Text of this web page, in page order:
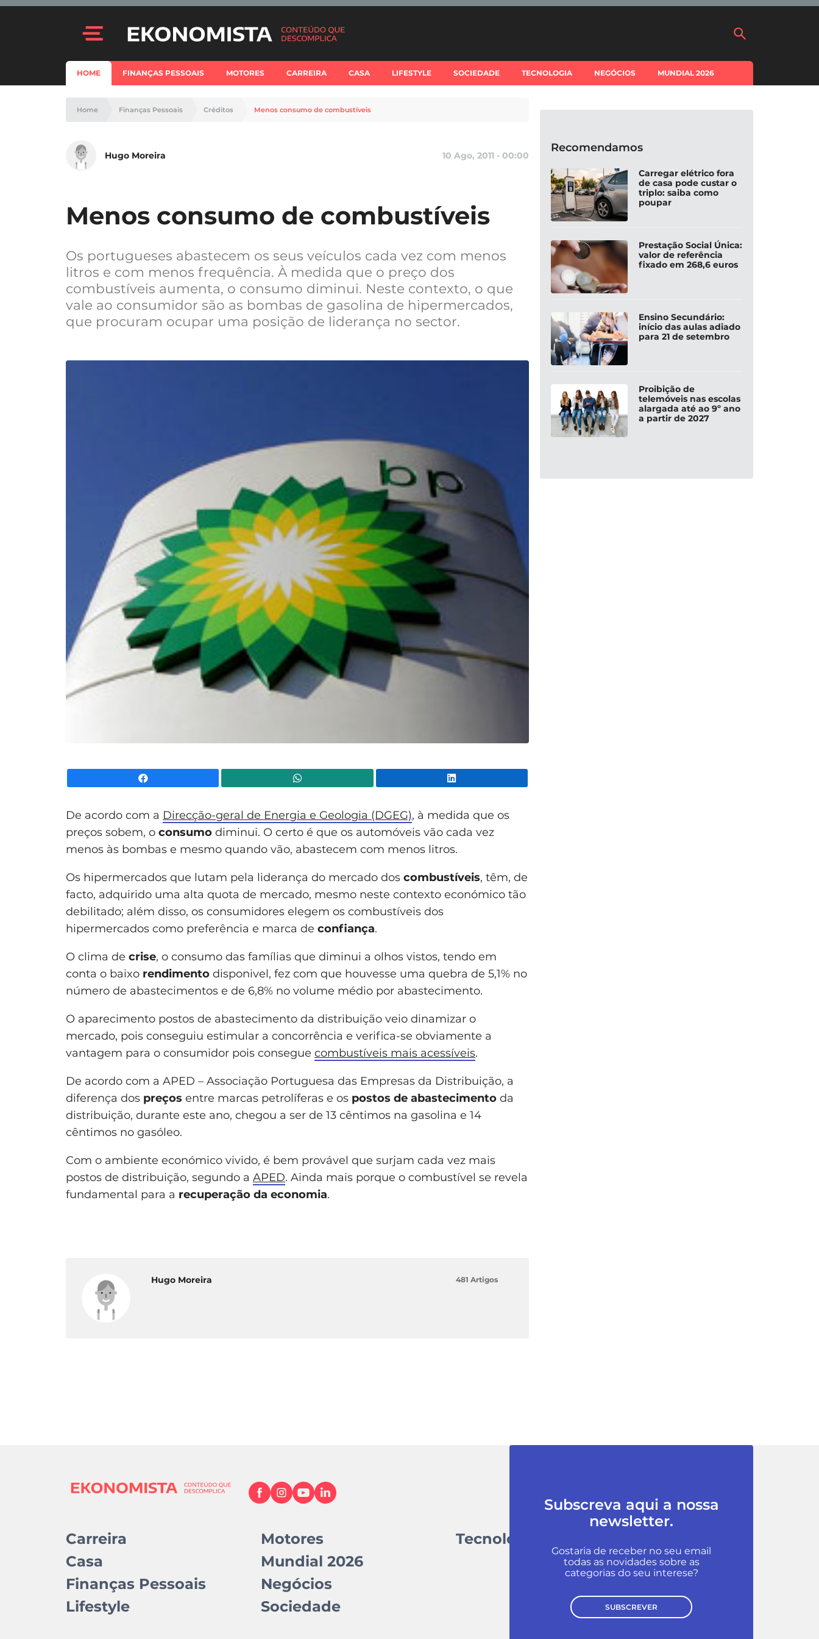
HOME FINANÇAS PESSOAIS MOTORES CARREIRA CASA LIFESTYLE SOCIEDADE TECNOLOGIA NEGÓCIOS MUNDIAL 2026
Home Finanças Pessoais Créditos Menos consumo de combustíveis
Hugo Moreira 10 Ago, 2011 - 00:00
Menos consumo de combustíveis
Os portugueses abastecem os seus veículos cada vez com menos
litros e com menos frequência. À medida que o preço dos
combustíveis aumenta, o consumo diminui. Neste contexto, o que
vale ao consumidor são as bombas de gasolina de hipermercados,
que procuram ocupar uma posição de liderança no sector.
De acordo com a Direcção-geral de Energia e Geologia (DGEG), à medida que os
preços sobem, o consumo diminui. O certo é que os automóveis vão cada vez
menos às bombas e mesmo quando vão, abastecem com menos litros.
Os hipermercados que lutam pela liderança do mercado dos combustíveis, têm, de
facto, adquirido uma alta quota de mercado, mesmo neste contexto económico tão
debilitado; além disso, os consumidores elegem os combustíveis dos
hipermercados como preferência e marca de confiança.
O clima de crise, o consumo das famílias que diminui a olhos vistos, tendo em
conta o baixo rendimento disponivel, fez com que houvesse uma quebra de 5,1% no
número de abastecimentos e de 6,8% no volume médio por abastecimento.
O aparecimento postos de abastecimento da distribuição veio dinamizar o
mercado, pois conseguiu estimular a concorrência e verifica-se obviamente a
vantagem para o consumidor pois consegue combustíveis mais acessíveis.
De acordo com a APED – Associação Portuguesa das Empresas da Distribuição, a
diferença dos preços entre marcas petrolíferas e os postos de abastecimento da
distribuição, durante este ano, chegou a ser de 13 cêntimos na gasolina e 14
cêntimos no gasóleo.
Com o ambiente económico vivido, é bem provável que surjam cada vez mais
postos de distribuição, segundo a APED. Ainda mais porque o combustível se revela
fundamental para a recuperação da economia.
Hugo Moreira 481 Artigos
Recomendamos
Carregar elétrico fora
de casa pode custar o
triplo: saiba como
poupar
Prestação Social Única:
valor de referência
fixado em 268,6 euros
Ensino Secundário:
início das aulas adiado
para 21 de setembro
Proibição de
telemóveis nas escolas
alargada até ao 9º ano
a partir de 2027
Carreira
Casa
Finanças Pessoais
Lifestyle
Motores
Mundial 2026
Negócios
Sociedade
Tecnologia
Subscreva aqui a nossa
newsletter.
Gostaria de receber no seu email
todas as novidades sobre as
categorias do seu interese?
SUBSCREVER